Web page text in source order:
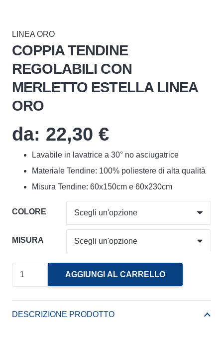
LINEA ORO
COPPIA TENDINE
REGOLABILI CON
MERLETTO ESTELLA LINEA
ORO
da: 22,30 €
Lavabile in lavatrice a 30° no asciugatrice
Materiale Tendine: 100% poliestere di alta qualità
Misura Tendine: 60x150cm e 60x230cm
COLORE
MISURA
Con
AGGIUNGI AL CARRELLO
DESCRIZIONE PRODOTTO